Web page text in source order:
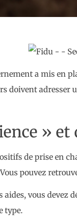
a mis en
doivent adresser
» et
de prise en
pouvez
aides, vous devez
type.